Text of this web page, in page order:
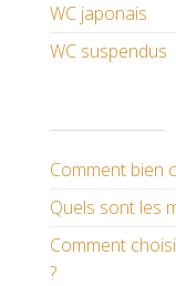
WC japonais
WC suspendus
Comment bien
Quels sont les
Comment
?